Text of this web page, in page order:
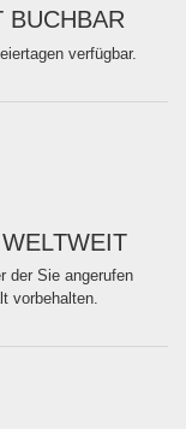
BUCHBAR
verfügbar.
der Sie angerufen
vorbehalten.